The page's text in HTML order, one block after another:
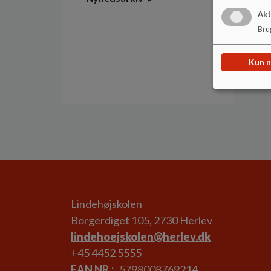
Lindehøjskolen
Borgerdiget 105, 2730 Herlev
lindehoejskolen@herlev.dk
+45 4452 5555
Kun